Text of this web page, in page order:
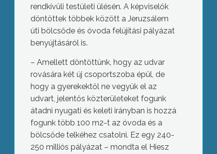
rendkívüli testületi ülésén. A képviselők
döntöttek többek között a Jeruzsálem
úti bölcsőde és óvoda felújítási pályázat
benyújtásáról is.
– Amellett döntöttünk, hogy az udvar
rovására két új csoportszoba épül, de
hogy a gyerekektől ne vegyük el az
udvart, jelentős közterületeket fogunk
átadni nyugati és keleti irányban is hozzá
fogunk több 100 m2-t az óvoda és a
bölcsőde telkéhez csatolni. Ez egy 240-
250 milliós pályázat – mondta el Hiesz